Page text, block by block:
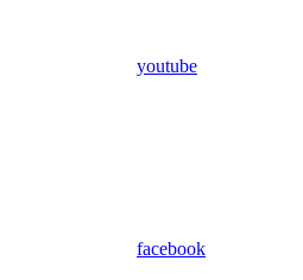
youtube
facebook